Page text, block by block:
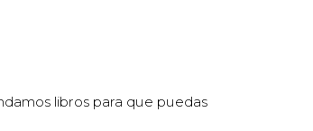
libros para que puedas